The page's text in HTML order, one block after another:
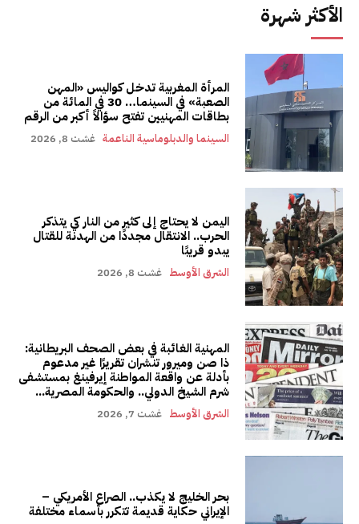
الأكثر شهرة
المرأة المغربية تدخل كواليس «المهن
الصعبة» في السينما… 30 في المائة من
بطاقات المهنيين تفتح سؤالاً أكبر من الرقم
السينما والدبلوماسية الناعمة غشت 8, 2026
اليمن لا يحتاج إلى كثير من النار كي يتذكر
الحرب.. الانتقال مجددًا من الهدنة للقتال
يبدو قريبًا
الشرق الأوسط غشت 8, 2026
المهنية الغائبة في بعض الصحف البريطانية:
ذا صن وميرور تنشران تقريرًا غير مدعوم
بأدلة عن واقعة المواطنة إيرفينغ بمستشفى
شرم الشيخ الدولي.. والحكومة المصرية...
الشرق الأوسط غشت 7, 2026
بحر الخليج لا يكذب.. الصراع الأمريكي –
الإيراني حكاية قديمة تتكرر بأسماء مختلفة